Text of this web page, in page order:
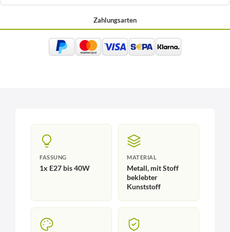
Zahlungsarten
FASSUNG
1x E27 bis 40W
MATERIAL
Metall, mit Stoff
beklebter
Kunststoff